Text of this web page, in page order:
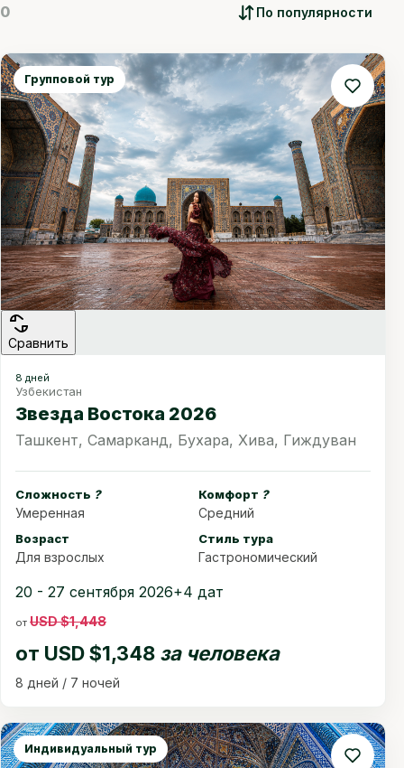
0 По популярности
Групповой тур
Сравнить
8 дней
Узбекистан
Звезда Востока 2026
Ташкент, Самарканд, Бухара, Хива, Гиждуван
Сложность ?
Умеренная
Комфорт ?
Средний
Возраст
Для взрослых
Стиль тура
Гастрономический
20 - 27 сентября 2026+4 дат
от USD $1,448
от USD $1,348 за человека
8 дней / 7 ночей
Индивидуальный тур